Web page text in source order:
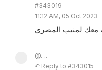
#343019
11:12 AM, 05 Oct 2023
معك لمنيب المصري
@. ..
↶ Reply to #343015